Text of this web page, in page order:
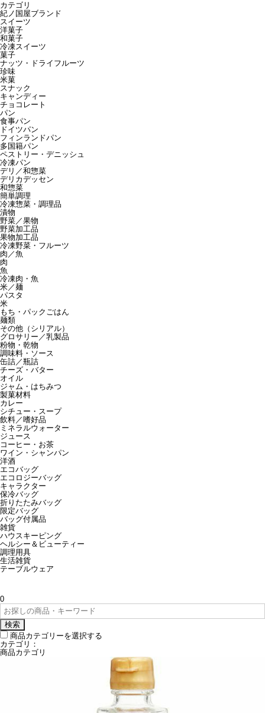
カテゴリ
紀ノ国屋ブランド
スイーツ
洋菓子
和菓子
冷凍スイーツ
菓子
ナッツ・ドライフルーツ
珍味
米菓
スナック
キャンディー
チョコレート
パン
食事パン
ドイツパン
フィンランドパン
多国籍パン
ペストリー・デニッシュ
冷凍パン
デリ／和惣菜
デリカデッセン
和惣菜
簡単調理
冷凍惣菜・調理品
漬物
野菜／果物
野菜加工品
果物加工品
冷凍野菜・フルーツ
肉／魚
肉
魚
冷凍肉・魚
米／麺
パスタ
米
もち・パックごはん
麺類
その他（シリアル）
グロサリー／乳製品
粉物・乾物
調味料・ソース
缶詰／瓶詰
チーズ・バター
オイル
ジャム・はちみつ
製菓材料
カレー
シチュー・スープ
飲料／嗜好品
ミネラルウォーター
ジュース
コーヒー・お茶
ワイン・シャンパン
洋酒
エコバッグ
エコロジーバッグ
キャラクター
保冷バッグ
折りたたみバッグ
限定バッグ
バッグ付属品
雑貨
ハウスキーピング
ヘルシー＆ビューティー
調理用具
生活雑貨
テーブルウェア
0
検索
商品カテゴリーを選択する
カテゴリ：
商品カテゴリ